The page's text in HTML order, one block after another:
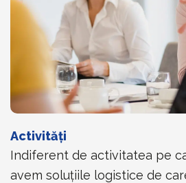
Activități
Indiferent de activitatea pe
avem soluțiile logistice de